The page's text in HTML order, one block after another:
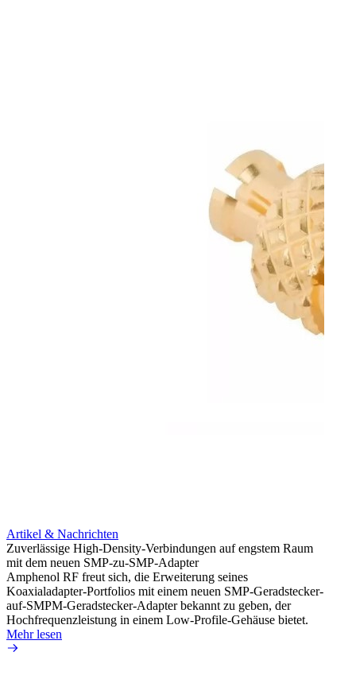
Artikel & Nachrichten
Zuverlässige High-Density-Verbindungen auf engstem Raum
mit dem neuen SMP-zu-SMP-Adapter
Amphenol RF freut sich, die Erweiterung seines
Koaxialadapter-Portfolios mit einem neuen SMP-Geradstecker-
auf-SMPM-Geradstecker-Adapter bekannt zu geben, der
Hochfrequenzleistung in einem Low-Profile-Gehäuse bietet.
Mehr lesen